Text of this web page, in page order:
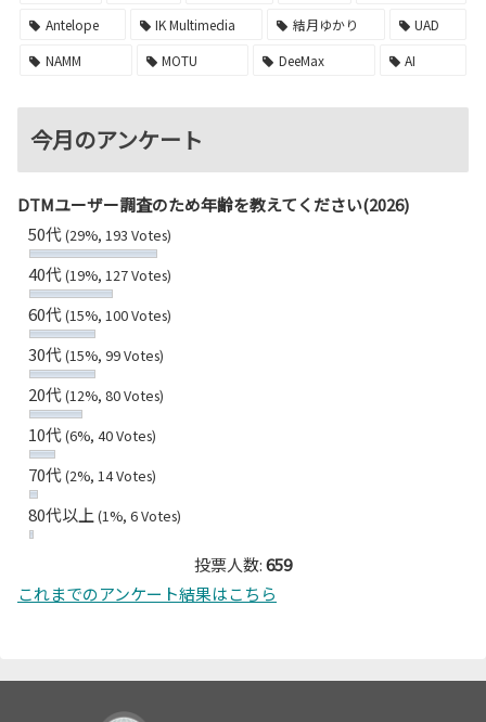
Antelope
IK Multimedia 結月ゆかり
UAD
NAMM
MOTU DeeMax AI
今月のアンケート
DTMユーザー調査のため年齢を教えてください(2026)
50代(29%, 193 Votes)
40代(19%, 127 Votes)
60代(15%, 100 Votes)
30代(15%, 99 Votes)
20代(12%, 80 Votes)
10代(6%, 40 Votes)
70代(2%, 14 Votes)
80代以上(1%, 6 Votes)
投票人数:659
これまでのアンケート結果はこちら